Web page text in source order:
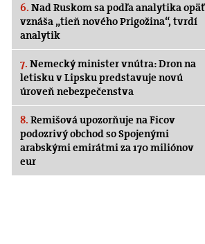
6. Nad Ruskom sa podľa analytika opäť
vznáša „tieň nového Prigožina“, tvrdí
analytik
7. Nemecký minister vnútra: Dron na
letisku v Lipsku predstavuje novú
úroveň nebezpečenstva
8. Remišová upozorňuje na Ficov
podozrivý obchod so Spojenými
arabskými emirátmi za 170 miliónov
eur